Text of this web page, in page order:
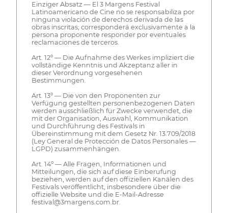
Einziger Absatz — El 3 Margens Festival
Latinoamericano de Cine no se responsabiliza por
ninguna violación de derechos derivada de las
obras inscritas; corresponderá exclusivamente a la
persona proponente responder por eventuales
reclamaciones de terceros.
Art. 12º — Die Aufnahme des Werkes impliziert die
vollständige Kenntnis und Akzeptanz aller in
dieser Verordnung vorgesehenen
Bestimmungen.
Art. 13º — Die von den Proponenten zur
Verfügung gestellten personenbezogenen Daten
werden ausschließlich für Zwecke verwendet, die
mit der Organisation, Auswahl, Kommunikation
und Durchführung des Festivals in
Übereinstimmung mit dem Gesetz Nr. 13.709/2018
(Ley General de Protección de Datos Personales —
LGPD) zusammenhängen.
Art. 14º — Alle Fragen, Informationen und
Mitteilungen, die sich auf diese Einberufung
beziehen, werden auf den offiziellen Kanälen des
Festivals veröffentlicht, insbesondere über die
offizielle Website und die E-Mail-Adresse
festival@3margens.com.br.